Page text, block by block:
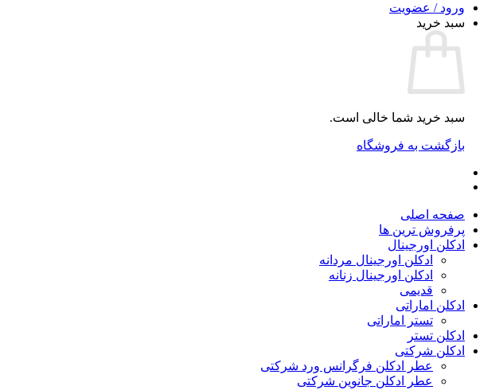
ورود / عضویت
سبد خرید
سبد خرید شما خالی است.
بازگشت به فروشگاه
صفحه اصلی
پرفروش ترین ها
ادکلن اورجینال
ادکلن اورجینال مردانه
ادکلن اورجینال زنانه
قدیمی
ادکلن اماراتی
تستر اماراتی
ادکلن تستر
ادکلن شرکتی
عطر ادکلن فرگرانس ورد شرکتی
عطر ادکلن جانوین شرکتی